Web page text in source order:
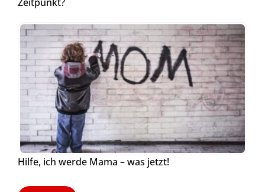
Hilfe, ich werde Mama – was jetzt!